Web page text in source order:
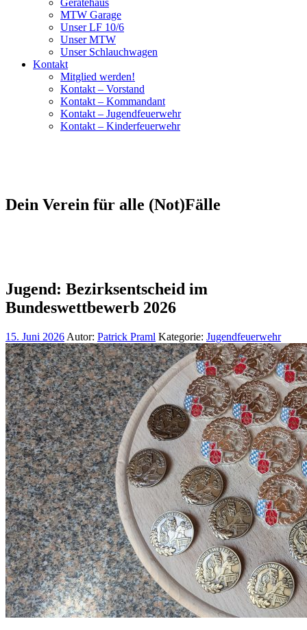
Gerätehaus
MTW Garage
Unser LF 10/6
Unser MTW
Unser Schlauchwagen
Kontakt
Mitglied werden!
Kontakt – Vorstand
Kontakt – Kommandant
Kontakt – Jugendfeuerwehr
Kontakt – Kinderfeuerwehr
Dein Verein für alle (Not)Fälle
Jugend: Bezirksentscheid im
Bundeswettbewerb 2026
15. Juni 2026 Autor: Patrick Praml Kategorie: Jugendfeuerwehr